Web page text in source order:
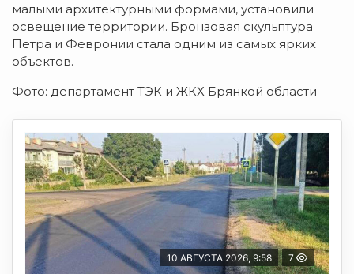
малыми архитектурными формами, установили
освещение территории. Бронзовая скульптура
Петра и Февронии стала одним из самых ярких
объектов.
Фото: департамент ТЭК и ЖКХ Брянкой области
10 АВГУСТА 2026, 9:58 7